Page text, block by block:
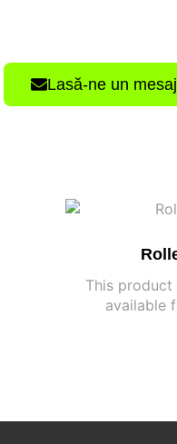
Lasă-ne un mesaj
This
available